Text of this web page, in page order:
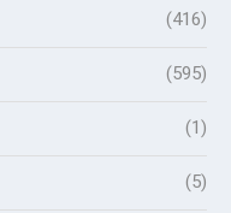
(416)
(595)
(1)
(5)